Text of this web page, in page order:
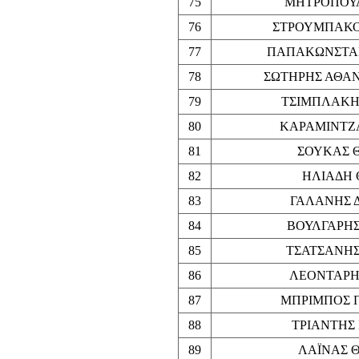
76
77
78
ΣΩΤΗΡΗΣ
79
80
81
ΣΟΥΚΑΣ
82
ΗΛΙΑΔΗ
83
ΓΑΛΑΝΗΣ
84
85
86
87
ΜΠΡΙΜΠΟΣ
88
ΤΡΙΑΝΤΗΣ
89
ΛΑΪΝΑΣ